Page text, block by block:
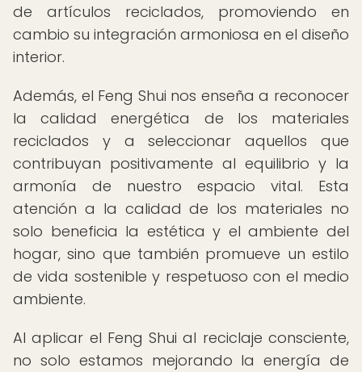
de artículos reciclados, promoviendo en
cambio su integración armoniosa en el diseño
interior.
Además, el Feng Shui nos enseña a reconocer
la calidad energética de los materiales
reciclados y a seleccionar aquellos que
contribuyan positivamente al equilibrio y la
armonía de nuestro espacio vital. Esta
atención a la calidad de los materiales no
solo beneficia la estética y el ambiente del
hogar, sino que también promueve un estilo
de vida sostenible y respetuoso con el medio
ambiente.
Al aplicar el Feng Shui al reciclaje consciente,
no solo estamos mejorando la energía de